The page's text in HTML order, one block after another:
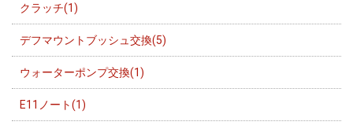
クラッチ(1)
デフマウントブッシュ交換(5)
ウォーターポンプ交換(1)
E11ノート(1)